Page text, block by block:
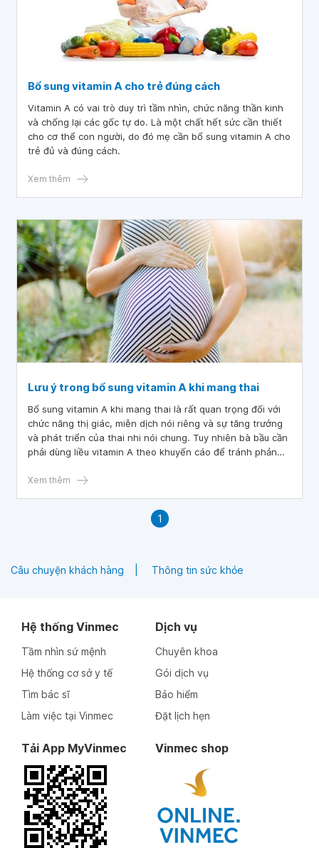
Bổ sung vitamin A cho trẻ đúng cách
Vitamin A có vai trò duy trì tầm nhìn, chức năng thần kinh
và chống lại các gốc tự do. Là một chất hết sức cần thiết
cho cơ thể con người, do đó mẹ cần bổ sung vitamin A cho
trẻ đủ và đúng cách.
Xem thêm
Lưu ý trong bổ sung vitamin A khi mang thai
Bổ sung vitamin A khi mang thai là rất quan trọng đối với
chức năng thị giác, miễn dịch nói riêng và sự tăng trưởng
và phát triển của thai nhi nói chung. Tuy nhiên bà bầu cần
phải dùng liều vitamin A theo khuyến cáo để tránh phản
Xem thêm
1
Câu chuyện khách hàng Thông tin sức khỏe
Hệ thống Vinmec
Tầm nhìn sứ mệnh
Hệ thống cơ sở y tế
Tìm bác sĩ
Làm việc tại Vinmec
Dịch vụ
Chuyên khoa
Gói dịch vụ
Bảo hiểm
Đặt lịch hẹn
Tải App MyVinmec Vinmec shop